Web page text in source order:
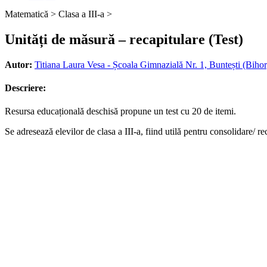
Matematică > Clasa a III-a >
Unități de măsură – recapitulare (Test)
Autor: Titiana Laura Vesa - Școala Gimnazială Nr. 1, Buntești
Descriere:
Resursa educațională deschisă propune un test cu 20 de itemi.
Se adresează elevilor de clasa a III-a, fiind utilă pentru consolidare/